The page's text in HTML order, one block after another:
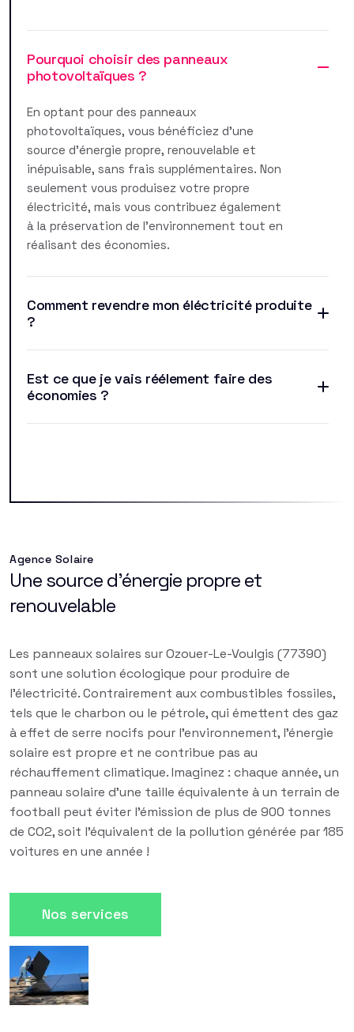
Pourquoi choisir des panneaux
photovoltaïques ?
En optant pour des panneaux
photovoltaïques, vous bénéficiez d'une
source d'énergie propre, renouvelable et
inépuisable, sans frais supplémentaires. Non
seulement vous produisez votre propre
électricité, mais vous contribuez également
à la préservation de l'environnement tout en
réalisant des économies.
Comment revendre mon éléctricité produite
?
Est ce que je vais réélement faire des
économies ?
Agence Solaire
Une source d'énergie propre et
renouvelable
Les panneaux solaires sur Ozouer-Le-Voulgis (77390)
sont une solution écologique pour produire de
l'électricité. Contrairement aux combustibles fossiles,
tels que le charbon ou le pétrole, qui émettent des gaz
à effet de serre nocifs pour l'environnement, l'énergie
solaire est propre et ne contribue pas au
réchauffement climatique. Imaginez : chaque année, un
panneau solaire d'une taille équivalente à un terrain de
football peut éviter l'émission de plus de 900 tonnes
de CO2, soit l'équivalent de la pollution générée par 185
voitures en une année !
Nos services